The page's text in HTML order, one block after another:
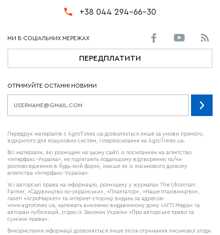
+38 044 294-66-30
ПЕРЕДПЛАТИТИ
ОТРИМУЙТЕ ОСТАННІ НОВИНИ
Передрук матеріалів з AgroTimes.ua дозволяється лише за умови прямого,
відкритого для пошукових систем, гіперпосилання на AgroTimes.ua.
Всі матеріали, які розміщені на цьому сайті із посиланням на агентство
«Інтерфакс-Україна», не підлягають подальшому відтворенню та/чи
розповсюдженню в будь-якій формі, інакше як із письмового дозволу
агентства «Інтерфакс-Україна».
Усі авторські права на інформацію, розміщену у журналах The Ukrainian
Farmer , «Садівництво по-українськи», «Плантатор», «Наше птахівництво»,
газеті «АгроМаркет» та інтернет-сторінці видань за адресою
www.agrotimes.ua,
належать виключно видавничому дому «АГП Медіа» та
авторам публікацій, згідно із Законом України «Про авторське право та
суміжні права».
Використання інформації дозволяється лише після отримання письмової згоди